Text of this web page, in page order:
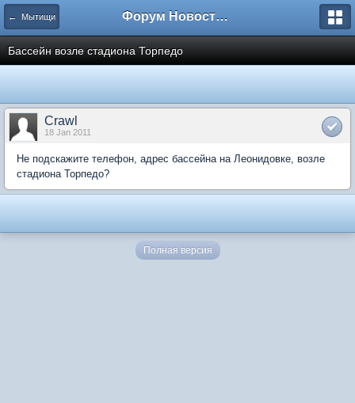
← Мытищи Форум Новостройки
Бассейн возле стадиона Торпедо
Crawl
18 Jan 2011
Не подскажите телефон, адрес бассейна на Леонидовке, возле
стадиона Торпедо?
Полная версия